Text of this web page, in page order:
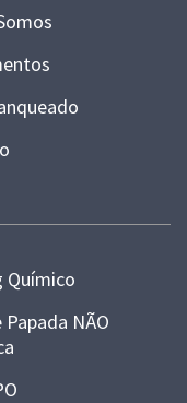
Químico
Papada NÃO